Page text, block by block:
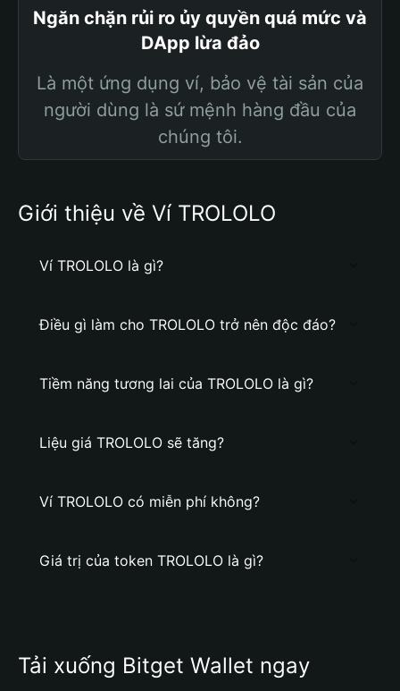
Ngăn chặn rủi ro ủy quyền quá mức và
DApp lừa đảo
Là một ứng dụng ví, bảo vệ tài sản của
người dùng là sứ mệnh hàng đầu của
chúng tôi.
Giới thiệu về Ví TROLOLO
Ví TROLOLO là gì?
Điều gì làm cho TROLOLO trở nên độc đáo?
Tiềm năng tương lai của TROLOLO là gì?
Liệu giá TROLOLO sẽ tăng?
Ví TROLOLO có miễn phí không?
Giá trị của token TROLOLO là gì?
Tải xuống Bitget Wallet ngay